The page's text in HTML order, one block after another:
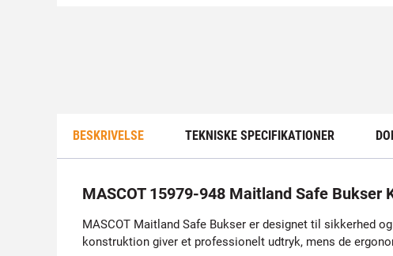
BESKRIVELSE TEKNISKE SPECIFIKATIONER
MASCOT 15979-948 Maitland Safe Bukser
MASCOT Maitland Safe Bukser er designet til sikkerhed
konstruktion giver et professionelt udtryk, mens de